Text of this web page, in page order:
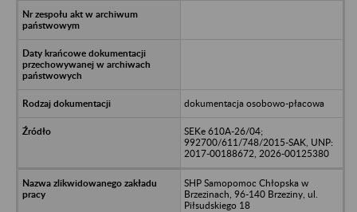
dokumentacja osobowo-płacowa
SEKe 610A-26/04;
992700/611/748/2015-SAK, UNP:
2017-00188672, 2026-00125380
SHP Samopomoc Chłopska w
Brzezinach, 96-140 Brzeziny, ul.
Piłsudskiego 18